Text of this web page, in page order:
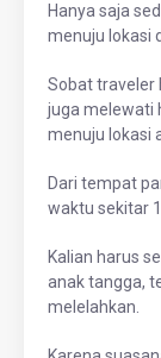
Hanya saja
menuju lokasi
Sobat traveler
juga melewati
menuju lokasi
Dari tempat
waktu sekitar
Kalian harus
anak tangga,
melelahkan.